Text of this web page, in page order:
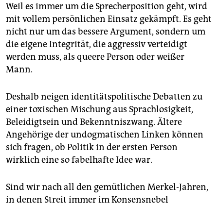
Weil es immer um die Sprecherposition geht, wird
mit vollem persönlichen Einsatz gekämpft. Es geht
nicht nur um das bessere Argument, sondern um
die eigene Integrität, die aggressiv verteidigt
werden muss, als queere Person oder weißer
Mann.
Deshalb neigen identitätspolitische Debatten zu
einer toxischen Mischung aus Sprachlosigkeit,
Beleidigtsein und Bekenntniszwang. Ältere
Angehörige der undogmatischen Linken können
sich fragen, ob Politik in der ersten Person
wirklich eine so fabelhafte Idee war.
Sind wir nach all den gemütlichen Merkel-Jahren,
in denen Streit immer im Konsensnebel